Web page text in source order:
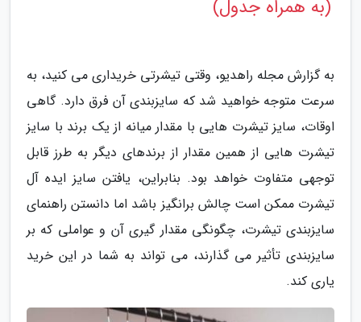
(به همراه جدول)
به گزارش مجله راهدیو، وقتی تیشرتی خریداری می کنید، به
سرعت متوجه خواهید شد که سایزبندی آن فرق دارد. گاهی
اوقات، سایز تیشرت هایی با مقدار میانه از یک برند با سایز
تیشرت هایی از همین مقدار از برندهای دیگر به طرز قابل
توجهی متفاوت خواهد بود. بنابراین، یافتن سایز ایده آل
تیشرت ممکن است چالش برانگیز باشد اما دانستن راهنمای
سایزبندی تیشرت، چگونگی مقدار گیری آن و عواملی که بر
سایزبندی تأثیر می گذارند، می تواند به شما در این خرید
یاری کند.